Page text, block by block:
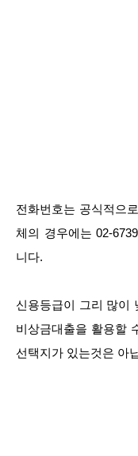
전화번호는 공식적으
체의 경우에는 02-
니다.
신용등급이 그리 많이
비상금대출을 활용할
선택지가 있는것은 아